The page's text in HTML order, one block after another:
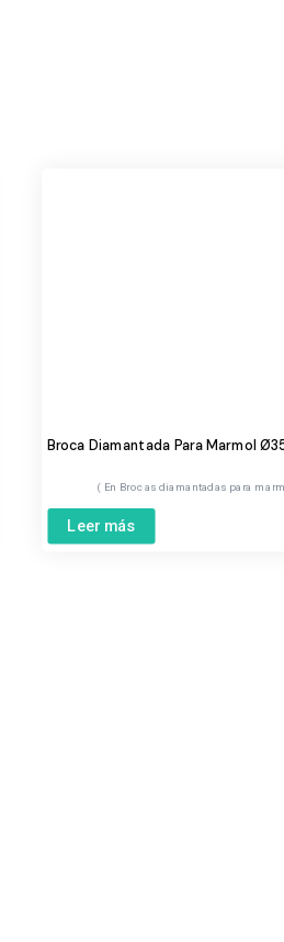
Broca Diamantada Para Marmol
Brocas diamantadas para
Leer más